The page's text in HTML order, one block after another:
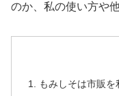
のか、私の使い方や
もみしそは市販